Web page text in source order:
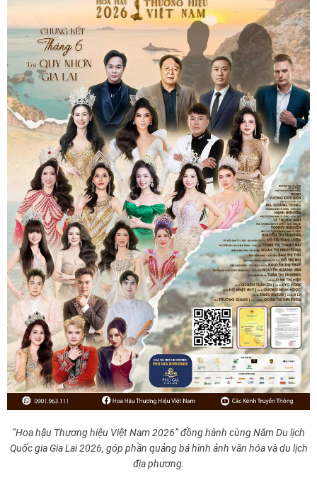
“Hoa hậu Thương hiệu Việt Nam 2026” đồng hành cùng Năm Du lịch
Quốc gia Gia Lai 2026, góp phần quảng bá hình ảnh văn hóa và du lịch
địa phương.